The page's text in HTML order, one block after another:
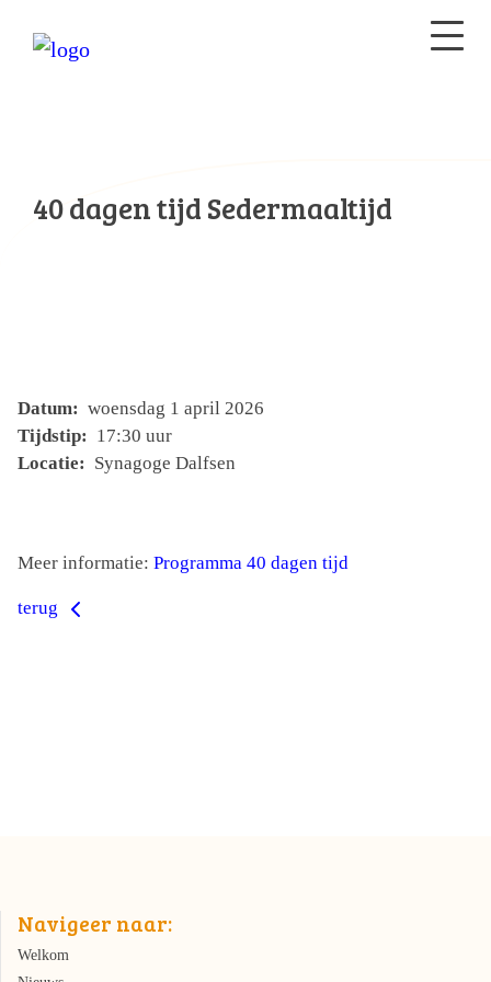
40 dagen tijd Sedermaaltijd
Datum: woensdag 1 april 2026
Tijdstip: 17:30 uur
Locatie: Synagoge Dalfsen
Meer informatie: Programma 40 dagen tijd
terug
Navigeer naar:
Welkom